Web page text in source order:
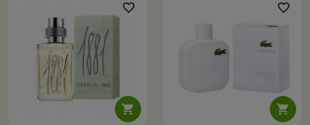

favorite_border

favorite_border